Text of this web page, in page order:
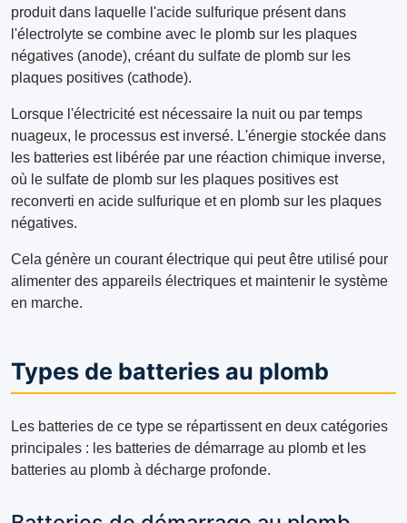
produit dans laquelle l'acide sulfurique présent dans
l'électrolyte se combine avec le plomb sur les plaques
négatives (anode), créant du sulfate de plomb sur les
plaques positives (cathode).
Lorsque l'électricité est nécessaire la nuit ou par temps
nuageux, le processus est inversé. L'énergie stockée dans
les batteries est libérée par une réaction chimique inverse,
où le sulfate de plomb sur les plaques positives est
reconverti en acide sulfurique et en plomb sur les plaques
négatives.
Cela génère un courant électrique qui peut être utilisé pour
alimenter des appareils électriques et maintenir le système
en marche.
Types de batteries au plomb
Les batteries de ce type se répartissent en deux catégories
principales : les batteries de démarrage au plomb et les
batteries au plomb à décharge profonde.